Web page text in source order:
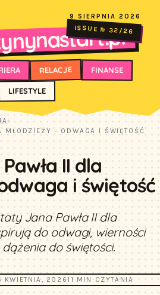
9 SIERPNIA 2026
ISSUE № 32/26
RELACJE FINANSE
LIFESTYLE
›
MŁODZIEŻY - ODWAGA I ŚWIĘTOŚĆ
II dla
i świętość
Jana Pawła II dla
do odwagi, wierności
do świętości.
KWIETNIA, 202611 MIN CZYTANIA